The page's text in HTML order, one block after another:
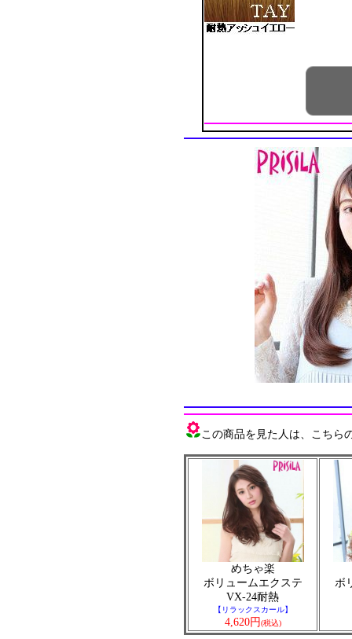
この商品を見た人は、こちら
めちゃ楽
ボリュームエクステ
VX-24耐熱
【リラックスカール】
4,620円(税込)
ボ